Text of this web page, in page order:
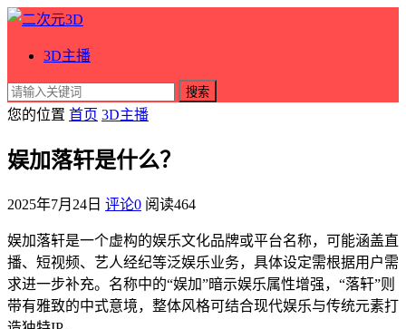
3D主播
搜索
您的位置 首页 3D主播
娱加落轩是什么？
2025年7月24日 评论0 阅读464
娱加落轩是一个虚构的娱乐文化品牌或平台名称，可能涵盖直
播、短视频、艺人经纪等泛娱乐业务，具体设定需根据用户需
求进一步补充。名称中的“娱加”暗示娱乐属性增强，“落轩”则
带有雅致的中式意境，整体风格可结合现代娱乐与传统元素打